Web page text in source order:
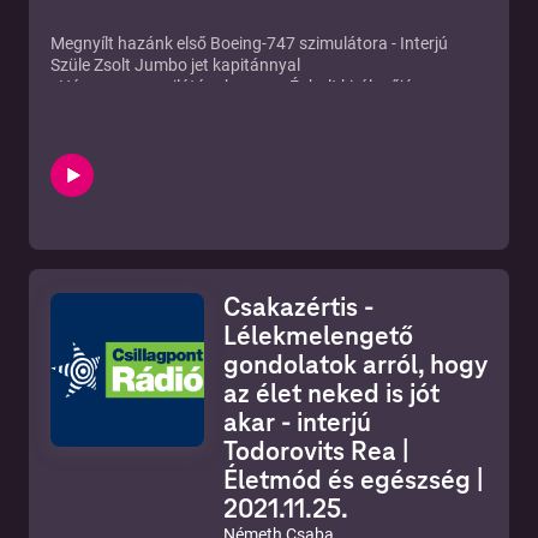
Megnyílt hazánk első Boeing-747 szimulátora - Interjú
Szüle Zsolt Jumbo jet kapitánnyal
- Hány magyar pilótának van az Égbolt királynőjére, a
vezetését?
- Milyen különleges élményeket tartogat a látogatók
számára Magyarország első Boeing-747-es szimulátora?
Csakazértis -
Lélekmelengető
gondolatok arról, hogy
az élet neked is jót
akar - interjú
Todorovits Rea |
Életmód és egészség |
2021.11.25.